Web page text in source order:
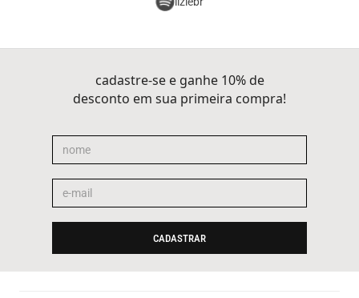
cadastre-se e ganhe 10% de
desconto em sua primeira compra!
CADASTRAR